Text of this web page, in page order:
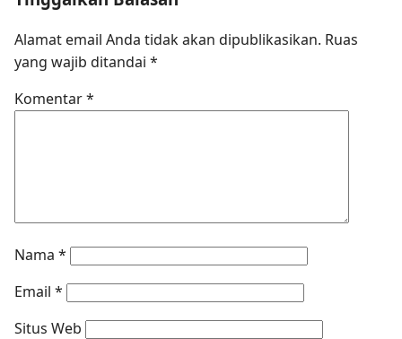
Alamat email Anda tidak akan dipublikasikan. Ruas
yang wajib ditandai *
Komentar*
Nama *
Email *
Situs Web